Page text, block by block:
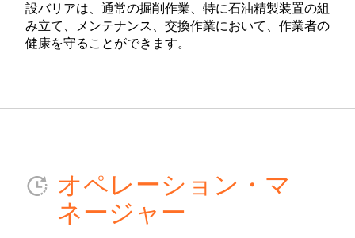
設バリアは、通常の掘削作業、特に石油精製装置の組
み立て、メンテナンス、交換作業において、作業者の
健康を守ることができます。
オペレーション・マ
ネージャー